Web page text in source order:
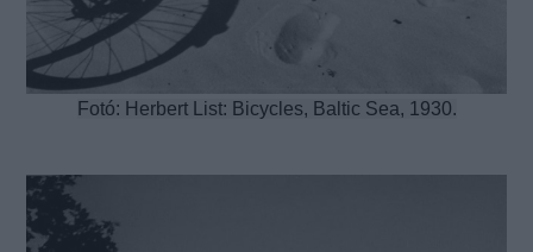
Fotó: Herbert List: Bicycles, Baltic Sea, 1930.